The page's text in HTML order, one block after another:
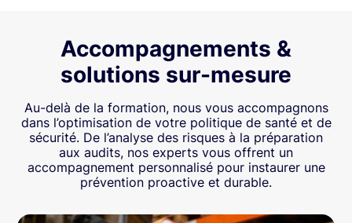
Accompagnements &
solutions sur-mesure
Au-delà de la formation, nous vous accompagnons
dans l’optimisation de votre politique de santé et de
sécurité. De l’analyse des risques à la préparation
aux audits, nos experts vous offrent un
accompagnement personnalisé pour instaurer une
prévention proactive et durable.